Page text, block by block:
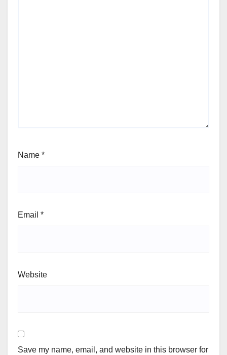
Name *
Email *
Website
Save my name, email, and website in this browser for